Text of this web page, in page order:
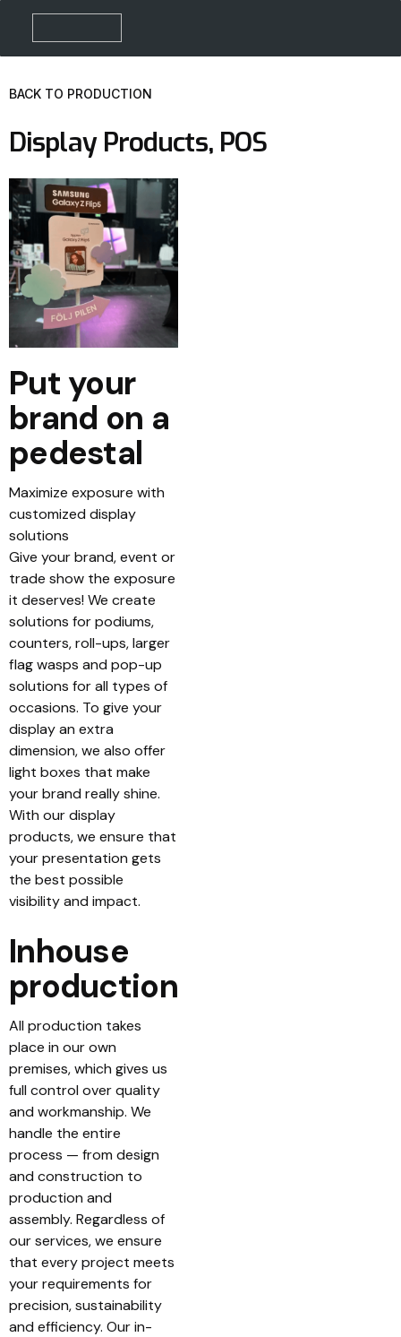
BACK TO PRODUCTION
Display Products, POS
Put your
brand on a
pedestal
Maximize exposure with
customized display
solutions
Give your brand, event or
trade show the exposure
it deserves! We create
solutions for podiums,
counters, roll-ups, larger
flag wasps and pop-up
solutions for all types of
occasions. To give your
display an extra
dimension, we also offer
light boxes that make
your brand really shine.
With our display
products, we ensure that
your presentation gets
the best possible
visibility and impact.
Inhouse
production
All production takes
place in our own
premises, which gives us
full control over quality
and workmanship. We
handle the entire
process — from design
and construction to
production and
assembly. Regardless of
our services, we ensure
that every project meets
your requirements for
precision, sustainability
and efficiency. Our in-